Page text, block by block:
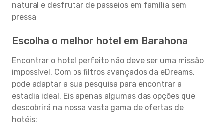
natural e desfrutar de passeios em família sem
pressa.
Escolha o melhor hotel em Barahona
Encontrar o hotel perfeito não deve ser uma missão
impossível. Com os filtros avançados da eDreams,
pode adaptar a sua pesquisa para encontrar a
estadia ideal. Eis apenas algumas das opções que
descobrirá na nossa vasta gama de ofertas de
hotéis: